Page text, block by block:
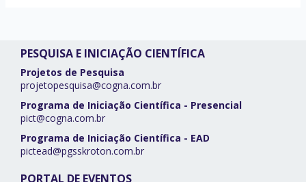
PESQUISA E INICIAÇÃO CIENTÍFICA
Projetos de Pesquisa
projetopesquisa@cogna.com.br
Programa de Iniciação Científica - Presencial
pict@cogna.com.br
Programa de Iniciação Científica - EAD
pictead@pgsskroton.com.br
PORTAL DE EVENTOS